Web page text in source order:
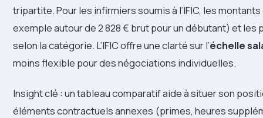
tripartite. Pour les infirmiers soumis à l’IFIC, les
exemple autour de 2 828 € brut pour un débutant) et
selon la catégorie. L’IFIC offre une clarté sur l’échelle
moins flexible pour des négociations individuelles.
Insight clé : un tableau comparatif aide à situer son
éléments contractuels annexes (primes, heures